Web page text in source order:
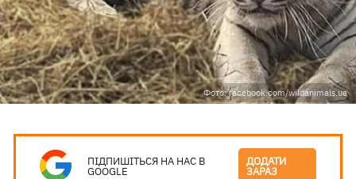
Фото: facebook.com/wildanimals.ua
ПІДПИШІТЬСЯ НА НАС В
GOOGLE
ДОДАТИ
ЗАРАЗ